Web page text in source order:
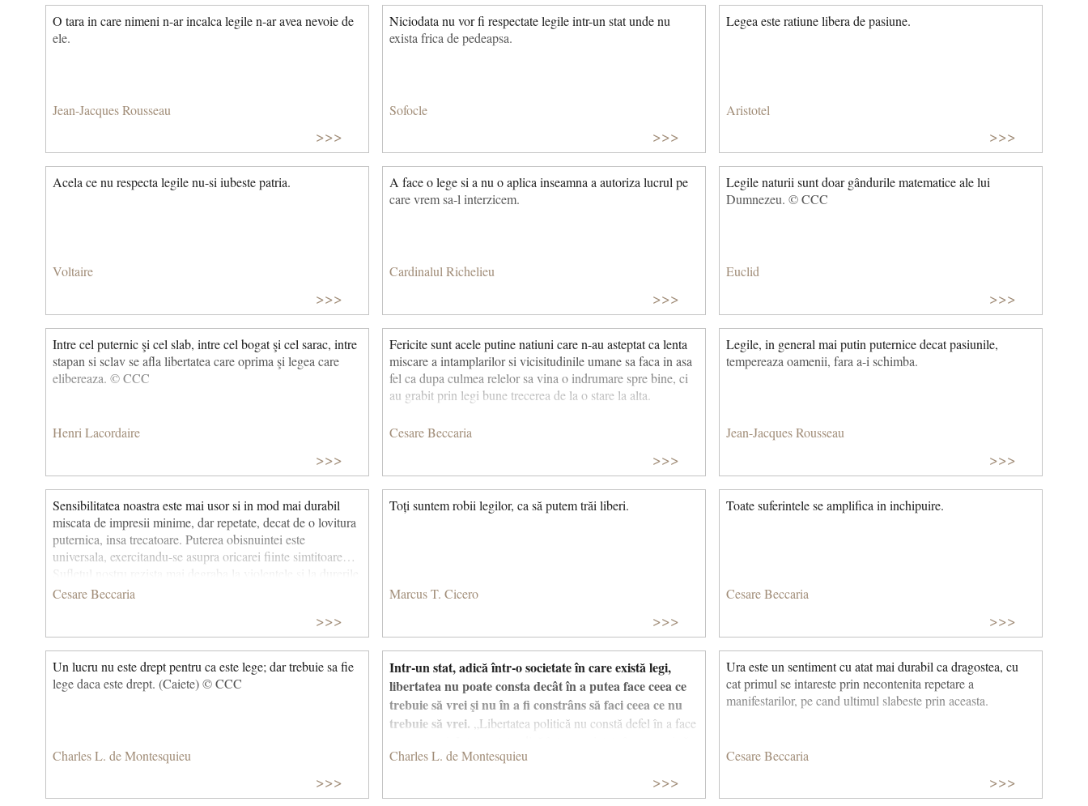
O tara in care nimeni n-ar incalca legile n-ar avea nevoie de
ele.
Jean-Jacques Rousseau
>>>
Niciodata nu vor fi respectate legile intr-un stat unde nu
exista frica de pedeapsa.
Sofocle
>>>
Legea este ratiune libera de pasiune.
Aristotel
>>>
Acela ce nu respecta legile nu-si iubeste patria.
Voltaire
>>>
A face o lege si a nu o aplica inseamna a autoriza lucrul pe
care vrem sa-l interzicem.
Cardinalul Richelieu
>>>
Legile naturii sunt doar gândurile matematice ale lui
Dumnezeu. © CCC
Euclid
>>>
Intre cel puternic şi cel slab, intre cel bogat şi cel sarac, intre
stapan si sclav se afla libertatea care oprima şi legea care
elibereaza. © CCC
Henri Lacordaire
>>>
Fericite sunt acele putine natiuni care n-au asteptat ca lenta
miscare a intamplarilor si vicisitudinile umane sa faca in asa
fel ca dupa culmea relelor sa vina o indrumare spre bine, ci
au grabit prin legi bune trecerea de la o stare la alta.
Cesare Beccaria
>>>
Legile, in general mai putin puternice decat pasiunile,
tempereaza oamenii, fara a-i schimba.
Jean-Jacques Rousseau
>>>
Sensibilitatea noastra este mai usor si in mod mai durabil
miscata de impresii minime, dar repetate, decat de o lovitura
puternica, insa trecatoare. Puterea obisnuintei este
universala, exercitandu-se asupra oricarei fiinte simtitoare…
Sufletul nostru rezista mai degraba la violentele si la durerile
cele mai mari, dar trecatoare, decat timpului si plictisului
Cesare Beccaria
>>>
Toți suntem robii legilor, ca să putem trăi liberi.
Marcus T. Cicero
>>>
Toate suferintele se amplifica in inchipuire.
Cesare Beccaria
>>>
Un lucru nu este drept pentru ca este lege; dar trebuie sa fie
lege daca este drept. (Caiete) © CCC
Charles L. de Montesquieu
>>>
Intr-un stat, adică într-o societate în care există legi,
libertatea nu poate consta decât în a putea face ceea ce
trebuie să vrei şi nu în a fi constrâns să faci ceea ce nu
trebuie să vrei. „Libertatea politică nu constă defel în a face
legi, libertatea nu poate consta decât în a putea face ceea ce
trebuie să vrei.” Charles L. de Montesquieu In citatul
Charles L. de Montesquieu
>>>
Ura este un sentiment cu atat mai durabil ca dragostea, cu
cat primul se intareste prin necontenita repetare a
manifestarilor, pe cand ultimul slabeste prin aceasta.
Cesare Beccaria
>>>